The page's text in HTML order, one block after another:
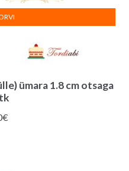
ümara 1.8 cm otsaga
€